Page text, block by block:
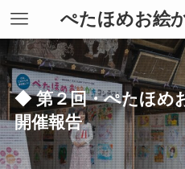
ぺたほめお絵
◆ 第２回・ぺたほめ
開催報告